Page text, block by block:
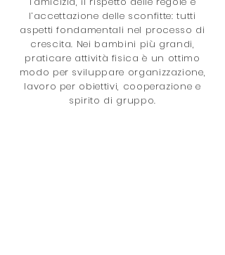
l’accettazione delle sconfitte: tutti
aspetti fondamentali nel processo di
crescita. Nei bambini più grandi,
praticare attività fisica è un ottimo
modo per sviluppare organizzazione,
lavoro per obiettivi, cooperazione e
spirito di gruppo.